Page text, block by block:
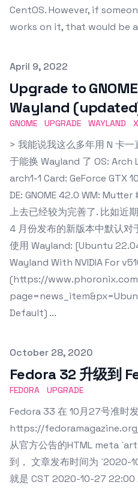
CentOS. However, if
works on it, that would be
Published on
April 9, 2022
Upgrade to
Wayland
GNOME UPGRADE WAYLAND
> 我能说我这么多年用 N 卡
于能换 Wayland 了 OS: Arch
arch1-1 Card: GeForce GTX
DE: GNOME 42.0 WM:
上去已经较为完善了. 比如近
4 月份发布的新版本中默认对
使用 Wayland: [Ubuntu
Wayland With NVIDIA For
(https://
Default) ...
Published on
October 28, 2020
Fedora 32 升级到
FEDORA UPGRADE
Fedora 33 在 10月27号准时
https://
从官方公告的HTML meta
到， 文章发布时间为 `2020-
就是 CST 2020-10-27 22:00